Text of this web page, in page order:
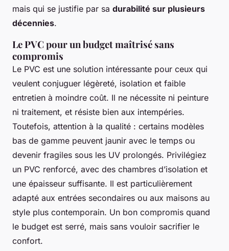
mais qui se justifie par sa durabilité sur plusieurs
décennies.
Le PVC pour un budget maîtrisé sans
compromis
Le PVC est une solution intéressante pour ceux qui
veulent conjuguer légèreté, isolation et faible
entretien à moindre coût. Il ne nécessite ni peinture
ni traitement, et résiste bien aux intempéries.
Toutefois, attention à la qualité : certains modèles
bas de gamme peuvent jaunir avec le temps ou
devenir fragiles sous les UV prolongés. Privilégiez
un PVC renforcé, avec des chambres d’isolation et
une épaisseur suffisante. Il est particulièrement
adapté aux entrées secondaires ou aux maisons au
style plus contemporain. Un bon compromis quand
le budget est serré, mais sans vouloir sacrifier le
confort.